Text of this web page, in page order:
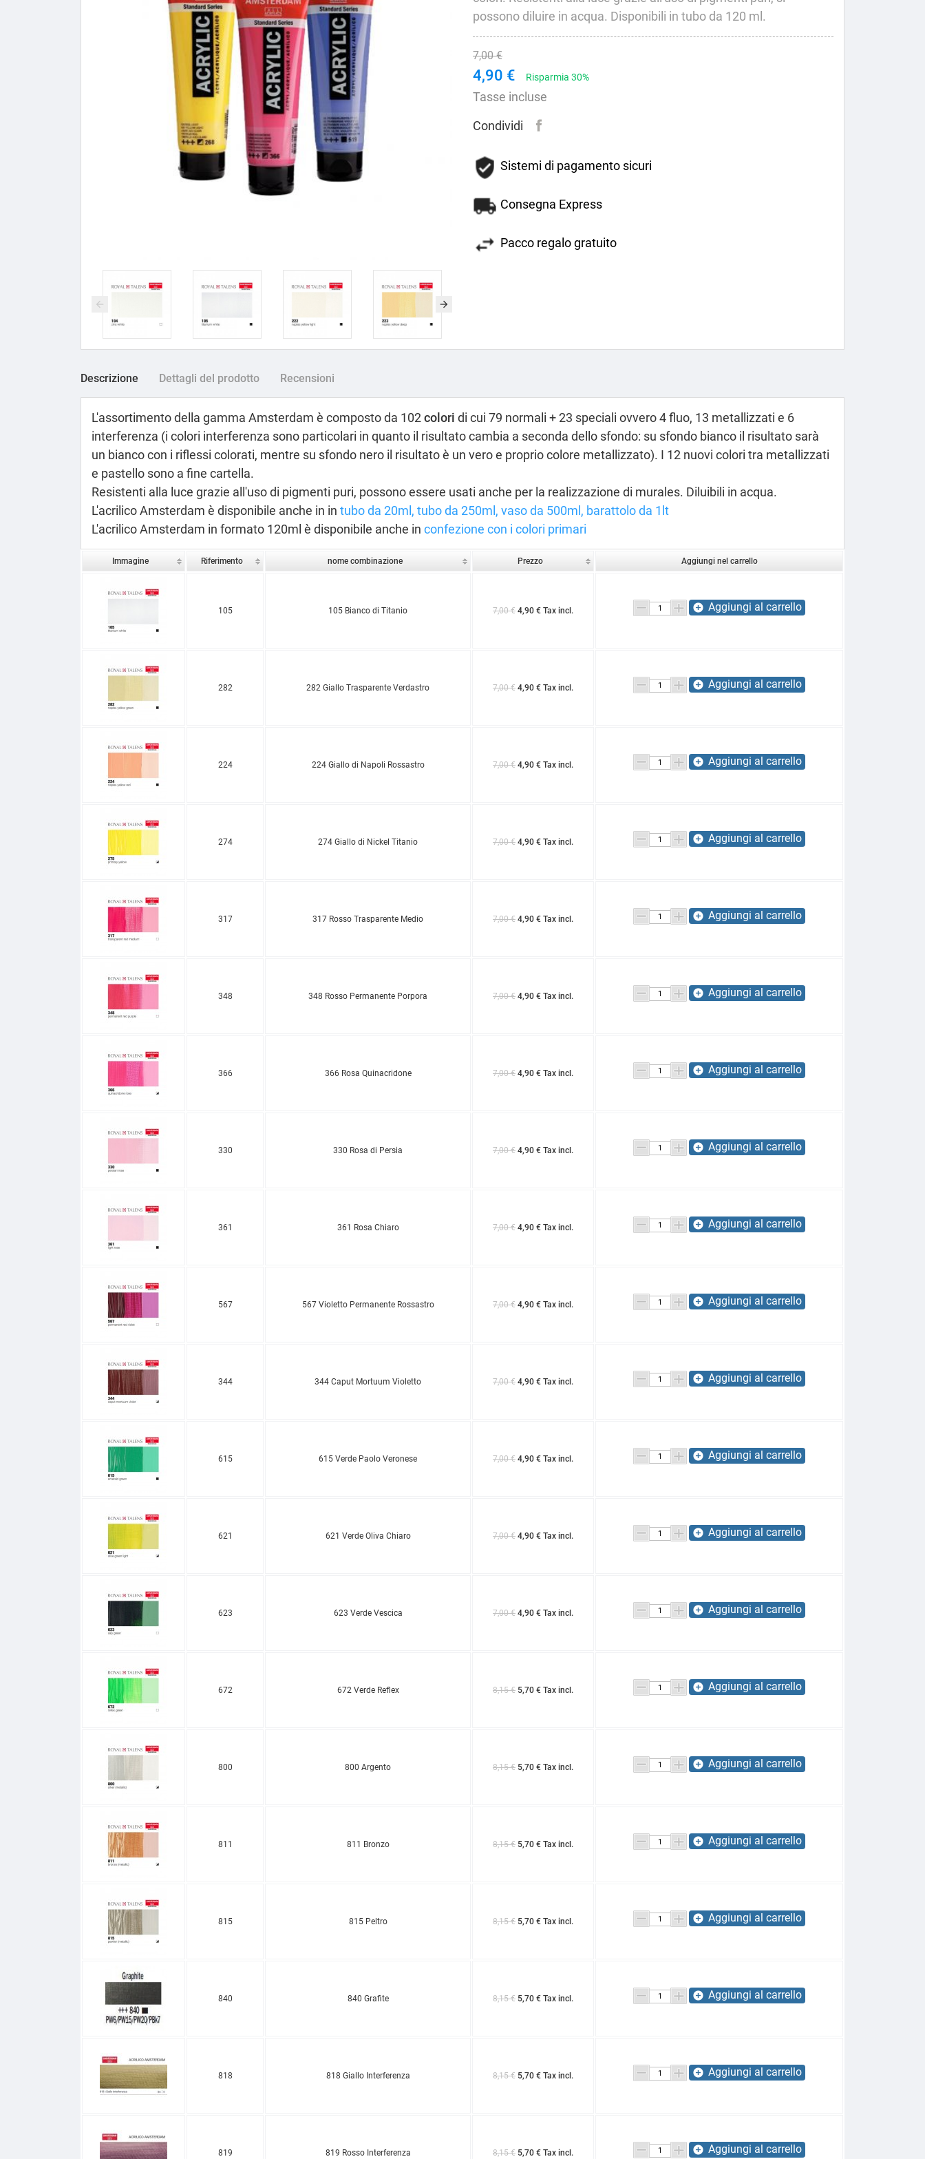
possono diluire in acqua. Disponibili in tubo da 120 ml.
7,00 €
4,90 € Risparmia 30%
Tasse incluse
Condividi
Sistemi di pagamento sicuri
Consegna Express
Pacco regalo gratuito
Descrizione Dettagli del prodotto Recensioni
L'assortimento della gamma Amsterdam è composto da 102colori di cui 79 normali + 23 speciali ovvero 4 fluo, 13 metallizzati e 6
interferenza (i colori interferenza sono particolari in quanto il risultato cambia a seconda dello sfondo: su sfondo bianco il risultato sarà
un bianco con i riflessi colorati, mentre su sfondo nero il risultato è un vero e proprio colore metallizzato). I 12 nuovi colori tra metallizzati
e pastello sono a fine cartella.
Resistenti alla luce grazie all'uso di pigmenti puri, possono essere usati anche per la realizzazione di murales. Diluibili in acqua.
L'acrilico Amsterdam è disponibile anche in in tubo da 20ml , tubo da 250ml , vaso da 500ml , barattolo da 1lt
L'acrilico Amsterdam in formato 120ml è disponibile anche in confezione con i colori primari
Immagine Riferimento nome combinazione Prezzo Aggiungi nel carrello
105 105 Bianco di Titanio 7,00 € 4,90 € Tax incl. add_circle Aggiungi al carrello
282 282 Giallo Trasparente Verdastro 7,00 € 4,90 € Tax incl. add_circle Aggiungi al carrello
224 224 Giallo di Napoli Rossastro 7,00 € 4,90 € Tax incl. add_circle Aggiungi al carrello
274 274 Giallo di Nickel Titanio 7,00 € 4,90 € Tax incl. add_circle Aggiungi al carrello
317 317 Rosso Trasparente Medio 7,00 € 4,90 € Tax incl. add_circle Aggiungi al carrello
348 348 Rosso Permanente Porpora 7,00 € 4,90 € Tax incl. add_circle Aggiungi al carrello
366 366 Rosa Quinacridone 7,00 € 4,90 € Tax incl. add_circle Aggiungi al carrello
330 330 Rosa di Persia 7,00 € 4,90 € Tax incl. add_circle Aggiungi al carrello
361 361 Rosa Chiaro 7,00 € 4,90 € Tax incl. add_circle Aggiungi al carrello
567 567 Violetto Permanente Rossastro 7,00 € 4,90 € Tax incl. add_circle Aggiungi al carrello
344 344 Caput Mortuum Violetto 7,00 € 4,90 € Tax incl. add_circle Aggiungi al carrello
615 615 Verde Paolo Veronese 7,00 € 4,90 € Tax incl. add_circle Aggiungi al carrello
621 621 Verde Oliva Chiaro 7,00 € 4,90 € Tax incl. add_circle Aggiungi al carrello
623 623 Verde Vescica 7,00 € 4,90 € Tax incl. add_circle Aggiungi al carrello
672 672 Verde Reflex 8,15 € 5,70 € Tax incl. add_circle Aggiungi al carrello
800 800 Argento 8,15 € 5,70 € Tax incl. add_circle Aggiungi al carrello
811 811 Bronzo 8,15 € 5,70 € Tax incl. add_circle Aggiungi al carrello
815 815 Peltro 8,15 € 5,70 € Tax incl. add_circle Aggiungi al carrello
840 840 Grafite 8,15 € 5,70 € Tax incl. add_circle Aggiungi al carrello
818 818 Giallo Interferenza 8,15 € 5,70 € Tax incl. add_circle Aggiungi al carrello
819 819 Rosso Interferenza 8,15 € 5,70 € Tax incl. add_circle Aggiungi al carrello